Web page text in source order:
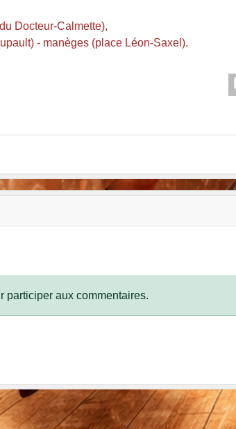
Docteur-Calmette),
- manèges (place Léon-Saxel).
participer aux commentaires.